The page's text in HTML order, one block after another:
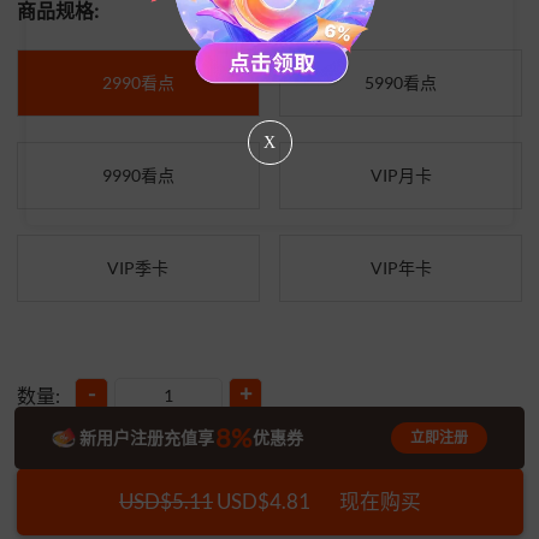
商品规格:
2990看点 5990看点
9990看点 VIP月卡
VIP季卡 VIP年卡
数量: - +
USD$5.11USD$4.81 现在购买
新用户注册充值享8%优惠券 立即注册
X